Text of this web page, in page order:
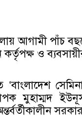
আগামী পাঁচ
ও
মুহাম্মদ